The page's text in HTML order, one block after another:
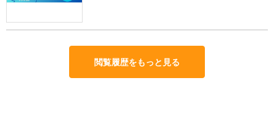
閲覧履歴をもっと見る